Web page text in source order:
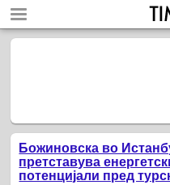
Божиновска во
претставува
потенцијали пред